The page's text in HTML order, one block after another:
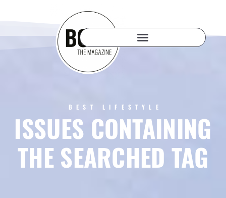
BEST LIFESTYLE
ISSUES CONTAINING
THE SEARCHED TAG